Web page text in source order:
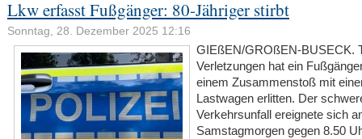
Lkw erfasst Fußgänger: 80-Jähriger stirbt
Sonntag, 28. Dezember 2025 12:16
GIEßEN/GROßEN-BUSECK.
Verletzungen hat ein
einem Zusammenstoß mit
Lastwagen erlitten. Der
Verkehrsunfall ereignete sich
Samstagmorgen gegen 8.50